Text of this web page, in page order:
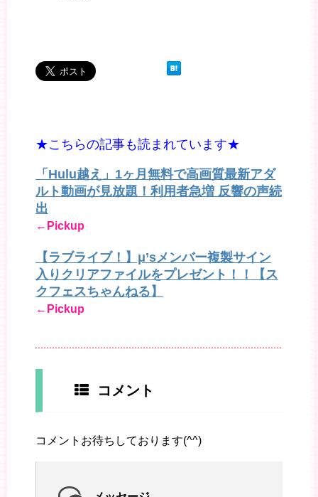
★こちらの記事も読まれています★
「Hulu越え」1ヶ月無料で高画質最新アダ
ルト動画が見放題！利用者急増 反響の声続
出
←Pickup
【ラブライブ！】μ’sメンバー複製サイン
入りクリアファイルをプレゼント！！【ス
クフェスちゃんねる】
←Pickup
コメント
コメントお待ちしております(^^)